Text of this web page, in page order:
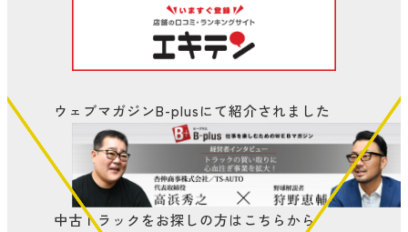
ウェブマガジンB-plusにて紹介されました
中古トラックをお探しの方はこちらから